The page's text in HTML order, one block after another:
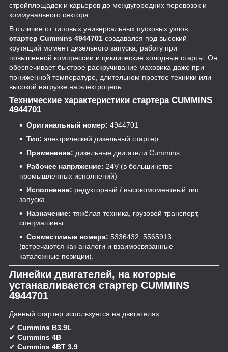
стройплощадок и карьеров до междугородних перевозок и
коммунального сектора.
В отличие от типовых универсальных пусковых узлов,
стартер Cummins 4944701 создавался под высокий
крутящий момент дизельного запуска, работу при
повышенной компрессии и циклические холодные старты. Он
обеспечивает быстрое раскручивание маховика даже при
пониженной температуре, длительном простое техники или
высокой нагрузке на электроцепь.
Технические характеристики стартера CUMMINS
4944701
Оригинальный номер: 4944701
Тип: электрический дизельный стартер
Применение: дизельные двигатели Cummins
Рабочее напряжение: 24V (в большинстве
промышленных исполнений)
Исполнение: редукторный / высокомоментный тип
запуска
Назначение: тяжёлая техника, грузовой транспорт,
спецмашины
Совместимые номера: 5336432, 5565913
(встречаются как аналоги и взаимосвязанные
каталожные позиции).
Линейки двигателей, на которые
устанавливается стартер CUMMINS
4944701
Данный стартер используется на двигателях:
✔ Cummins B3.9L
✔ Cummins 4B
✔ Cummins 4BT 3.9